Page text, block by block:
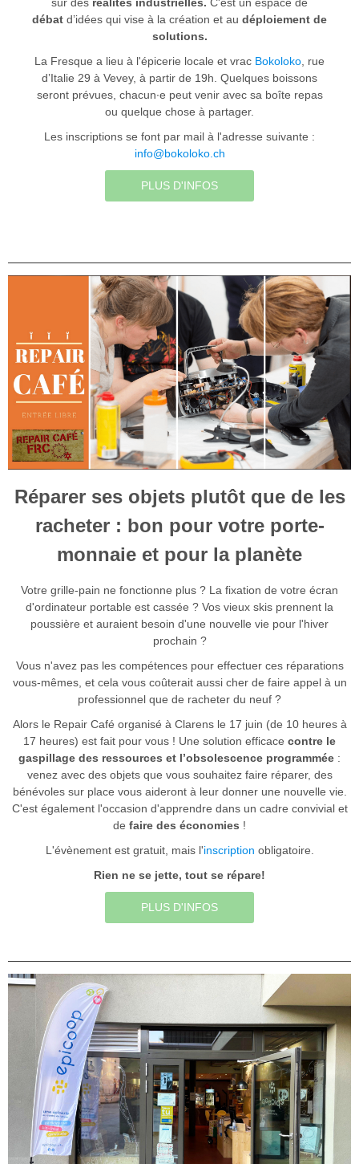
sur des réalités industrielles. C'est un espace de
débat d’idées qui vise à la création et au déploiement de
solutions.
La Fresque a lieu à l'épicerie locale et vrac Bokoloko, rue
d’Italie 29 à Vevey, à partir de 19h. Quelques boissons
seront prévues, chacun∙e peut venir avec sa boîte repas
ou quelque chose à partager.
Les inscriptions se font par mail à l'adresse suivante :
info@bokoloko.ch
PLUS D'INFOS
Réparer ses objets plutôt que de les
racheter : bon pour votre porte-
monnaie et pour la planète
Votre grille-pain ne fonctionne plus ? La fixation de votre écran
d'ordinateur portable est cassée ? Vos vieux skis prennent la
poussière et auraient besoin d'une nouvelle vie pour l'hiver
prochain ?
Vous n'avez pas les compétences pour effectuer ces réparations
vous-mêmes, et cela vous coûterait aussi cher de faire appel à un
professionnel que de racheter du neuf ?
Alors le Repair Café organisé à Clarens le 17 juin (de 10 heures à
17 heures) est fait pour vous ! Une solution efficace contre le
gaspillage des ressources et l’obsolescence programmée :
venez avec des objets que vous souhaitez faire réparer, des
bénévoles sur place vous aideront à leur donner une nouvelle vie.
C'est également l'occasion d'apprendre dans un cadre convivial et
de faire des économies !
L'évènement est gratuit, mais l'inscription obligatoire.
Rien ne se jette, tout se répare!
PLUS D'INFOS